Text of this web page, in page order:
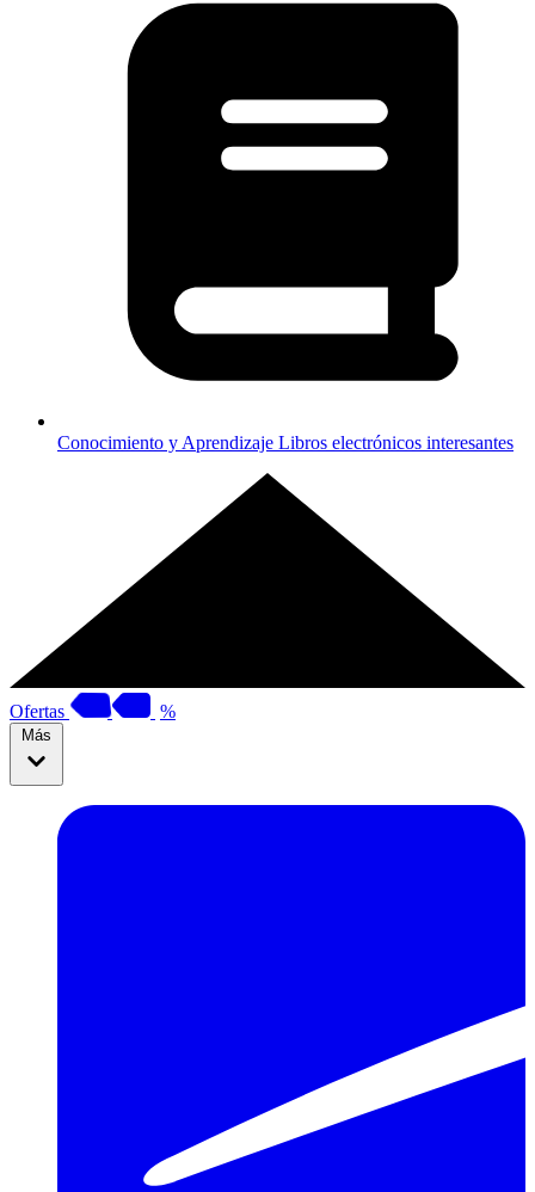
Conocimiento y Aprendizaje Libros electrónicos interesantes
Ofertas %
Más